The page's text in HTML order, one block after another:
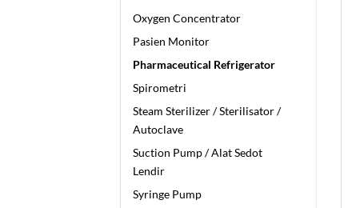
Oxygen Concentrator
Pasien Monitor
Pharmaceutical Refrigerator
Spirometri
Steam Sterilizer / Sterilisator /
Autoclave
Suction Pump / Alat Sedot
Lendir
Syringe Pump